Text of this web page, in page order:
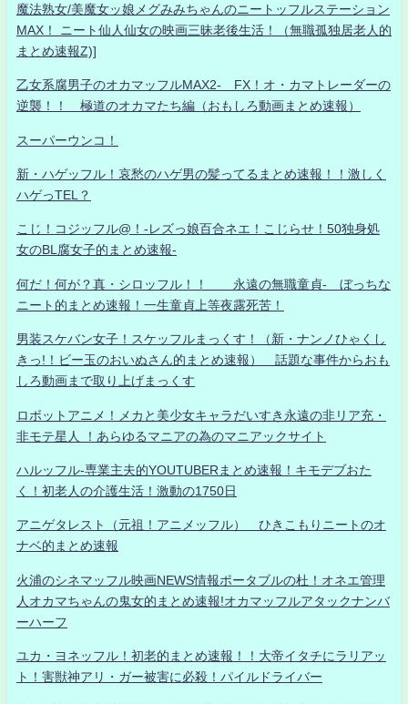
魔法熟女/美魔女ッ娘メグみみちゃんのニートッフルステーション
MAX！ ニート仙人仙女の映画三昧老後生活！（無職孤独居老人的
まとめ速報Z)]
乙女系腐男子のオカマッフルMAX2- FX！オ・カマトレーダーの
逆襲！！ 極道のオカマたち編（おもしろ動画まとめ速報）
スーパーウンコ！
新・ハゲッフル！哀愁のハゲ男の髪ってるまとめ速報！！激しく
ハゲっTEL？
こじ！コジッフル@！-レズっ娘百合ネエ！こじらせ！50独身処
女のBL腐女子的まとめ速報-
何だ！何が？真・シロッフル！！ 永遠の無職童貞- ぼっちな
ニート的まとめ速報！一生童貞上等夜露死苦！
男装スケバン女子！スケッフルまっくす！（新・ナンノひゃくし
きっ!！ビー玉のおいぬさん的まとめ速報） 話題な事件からおも
しろ動画まで取り上げまっくす
ロボットアニメ！メカと美少女キャラだいすき永遠の非リア充・
非モテ星人 ！あらゆるマニアの為のマニアックサイト
ハルッフル-専業主夫的YOUTUBERまとめ速報！キモデブおた
く！初老人の介護生活！激動の1750日
アニゲタレスト（元祖！アニメッフル） ひきこもりニートのオ
ナベ的まとめ速報
火浦のシネマッフル映画NEWS情報ポータブルの杜！オネエ管理
人オカマちゃんの鬼女的まとめ速報!オカマッフルアタックナンバ
ーハーフ
ユカ・ヨネッフル！初老的まとめ速報！！大帝イタチにラリアッ
ト！害獣神アリ・ガー被害に必殺！パイルドライバー